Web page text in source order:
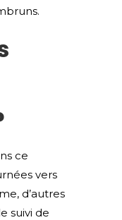
ce
vers
d’autres
suivi de